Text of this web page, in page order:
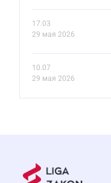
17.03
29 мая 2026
10.07
29 мая 2026